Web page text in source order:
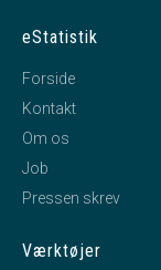
eStatistik
Forside
Kontakt
Om os
Job
Pressen skrev
Værktøjer